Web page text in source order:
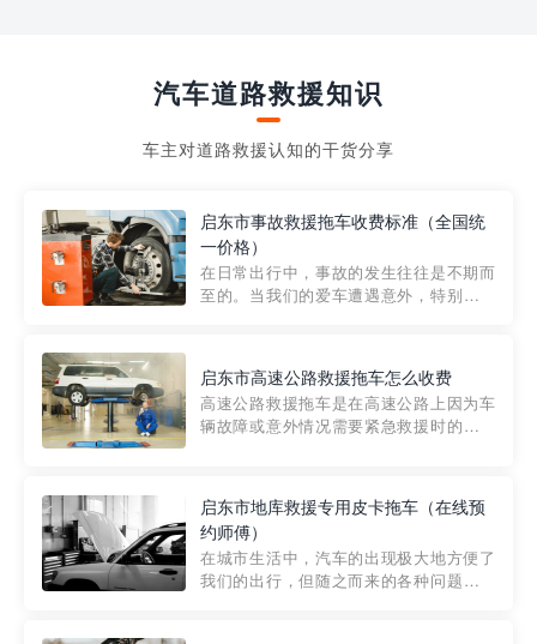
汽车道路救援知识
车主对道路救援认知的干货分享
启东市事故救援拖车收费标准（全国统
一价格）
在日常出行中，事故的发生往往是不期而
至的。当我们的爱车遭遇意外，特别是在
细解析一下市区事故救援拖车的收费标
准，以及在选用拖车服务时应注...
启东市高速公路救援拖车怎么收费
高速公路救援拖车是在高速公路上因为车
辆故障或意外情况需要紧急救援时的必备
路救援拖车的收费标准是由当地交通管理
部门制定的。起步价通...
启东市地库救援专用皮卡拖车（在线预
约师傅）
在城市生活中，汽车的出现极大地方便了
我们的出行，但随之而来的各种问题也让